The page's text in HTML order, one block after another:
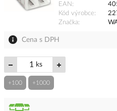
EAN
Kód výrobce
Značka
Cena s DPH
ks
+100 +1000